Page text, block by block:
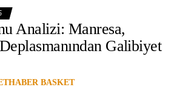
Analizi: Manresa,
Galibiyet
BASKET